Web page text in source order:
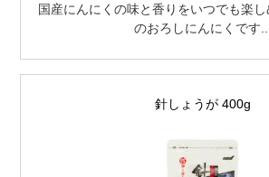
国産にんにくの味と香りをいつでも楽
のおろしにんにくです
針しょうが 400g